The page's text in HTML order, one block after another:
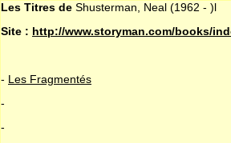
Les Titres de Shusterman, Neal (1962 - )l
Site : http://www.storyman.com/books/
- Les Fragmentés
-
-